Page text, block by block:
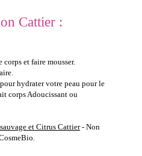
Cattier :
et faire mousser.
hydrater votre peau pour le
corps Adoucissant ou
et Citrus Cattier- Non